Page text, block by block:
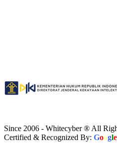
Since 2006 - Whitecyber ® All
Certified & Recognized By: Google